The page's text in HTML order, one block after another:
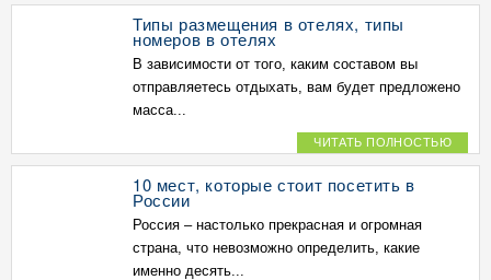
Типы размещения в отелях, типы
номеров в отелях
В зависимости от того, каким составом вы
отправляетесь отдыхать, вам будет предложено
масса...
ЧИТАТЬ ПОЛНОСТЬЮ
10 мест, которые стоит посетить в
России
Россия – настолько прекрасная и огромная
страна, что невозможно определить, какие
именно десять...